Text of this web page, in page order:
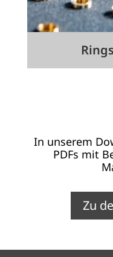
In unserem
PDFs mit
Zu